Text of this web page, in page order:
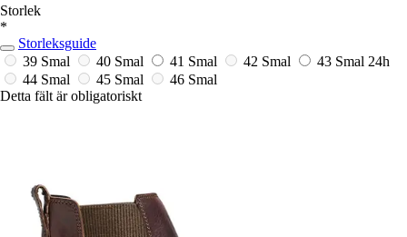
Storlek
*
Storleksguide
39 Smal
40 Smal 41 Smal 42 Smal 43 Smal 24h
44 Smal
45 Smal
46 Smal
Detta fält är obligatoriskt